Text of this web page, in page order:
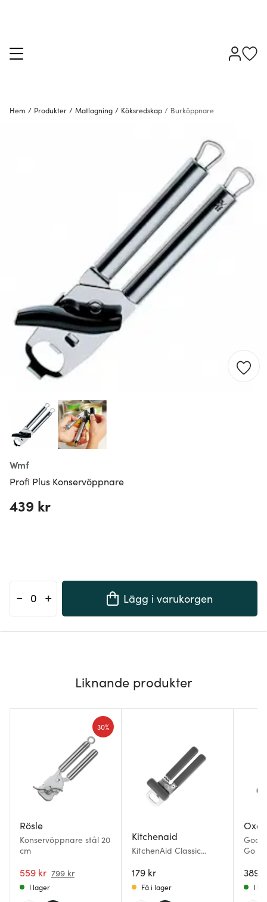
Hem / Produkter / Matlagning / Köksredskap / Burköppnare
Wmf
Profi Plus Konservöppnare
439 kr
- + Lägg i varukorgen
Liknande produkter
Rösle
Konservöppnare stål 20
cm
559 kr 799 kr
30%
I lager
Kitchenaid
KitchenAid Classic
charcoal grey
179 kr
Få i lager
Oxo
Go
389
I